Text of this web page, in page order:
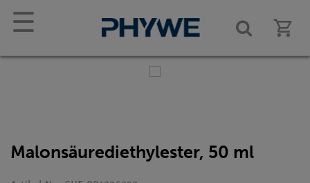
☰
Malonsäurediethylester, 50 ml